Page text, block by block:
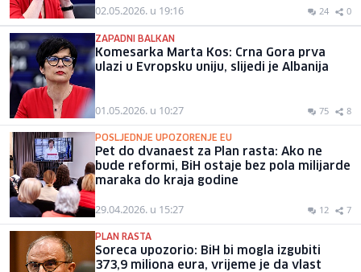
02.05.2026. u 19:16 24 0
ZAPADNI BALKAN
Komesarka Marta Kos: Crna Gora prva
ulazi u Evropsku uniju, slijedi je Albanija
01.05.2026. u 10:27 75 8
POSLJEDNJE UPOZORENJE EU
Pet do dvanaest za Plan rasta: Ako ne
bude reformi, BiH ostaje bez pola milijarde
maraka do kraja godine
29.04.2026. u 15:27 12 7
PLAN RASTA
Soreca upozorio: BiH bi mogla izgubiti
373,9 miliona eura, vrijeme je da vlast